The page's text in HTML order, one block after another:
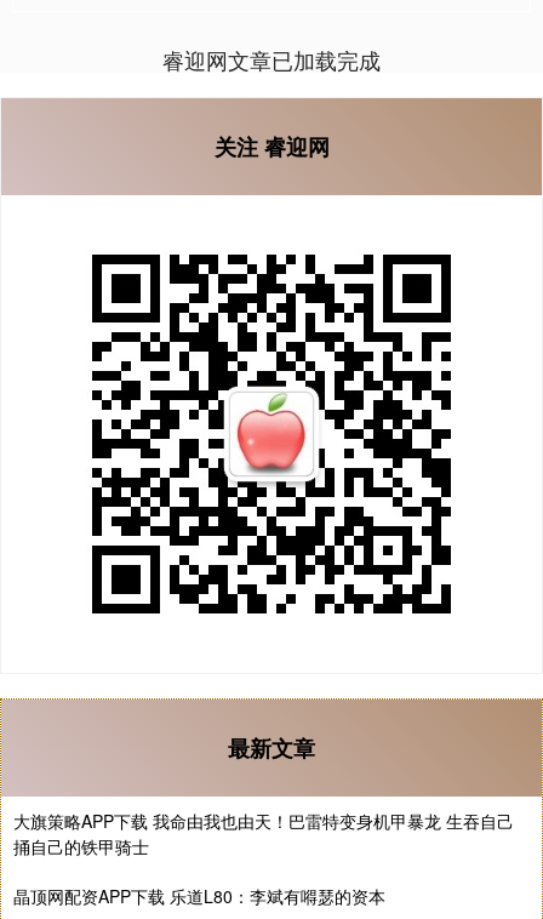
睿迎网文章已加载完成
关注 睿迎网
最新文章
大旗策略APP下载 我命由我也由天！巴雷特变身机甲暴龙 生吞自己
捅自己的铁甲骑士
晶顶网配资APP下载 乐道L80：李斌有嘚瑟的资本